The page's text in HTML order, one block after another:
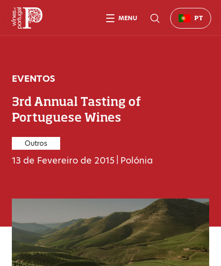
EVENTOS
3rd Annual Tasting of
Portuguese Wines
Outros
13 de Fevereiro de 2015 Polónia
MENU PT